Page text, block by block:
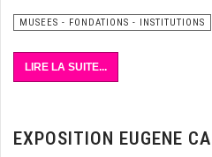
MUSEES - FONDATIONS - INSTITUTIONS
LIRE LA SUITE...
EXPOSITION EUGENE